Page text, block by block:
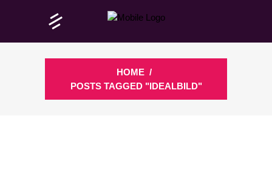
HOME /
POSTS TAGGED "IDEALBILD"